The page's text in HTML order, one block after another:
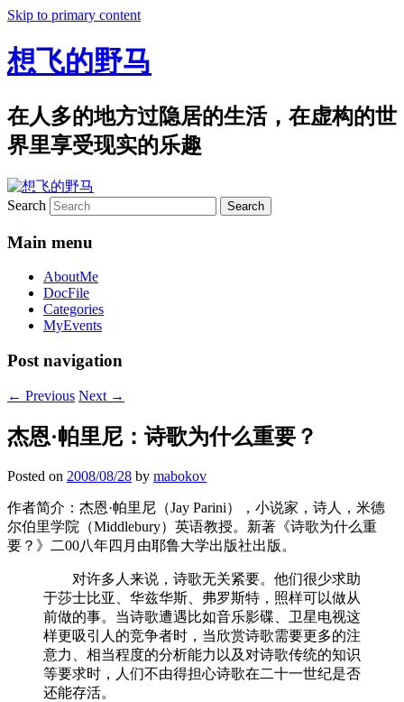
Skip to primary content
想飞的野马
在人多的地方过隐居的生活，在虚构的世
界里享受现实的乐趣
Search
Main menu
AboutMe
DocFile
Categories
MyEvents
Post navigation
← Previous Next →
杰恩·帕里尼：诗歌为什么重要？
Posted on 2008/08/28 by mabokov
作者简介：杰恩·帕里尼（Jay Parini），小说家，诗人，米德
尔伯里学院（Middlebury）英语教授。新著《诗歌为什么重
要？》二00八年四月由耶鲁大学出版社出版。
对许多人来说，诗歌无关紧要。他们很少求助
于莎士比亚、华兹华斯、弗罗斯特，照样可以做从
前做的事。当诗歌遭遇比如音乐影碟、卫星电视这
样更吸引人的竞争者时，当欣赏诗歌需要更多的注
意力、相当程度的分析能力以及对诗歌传统的知识
等要求时，人们不由得担心诗歌在二十一世纪是否
还能存活。